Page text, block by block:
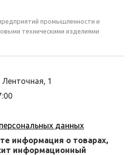
промышленности и
техническими изделиями
1
данных
информация о товарах,
информационный